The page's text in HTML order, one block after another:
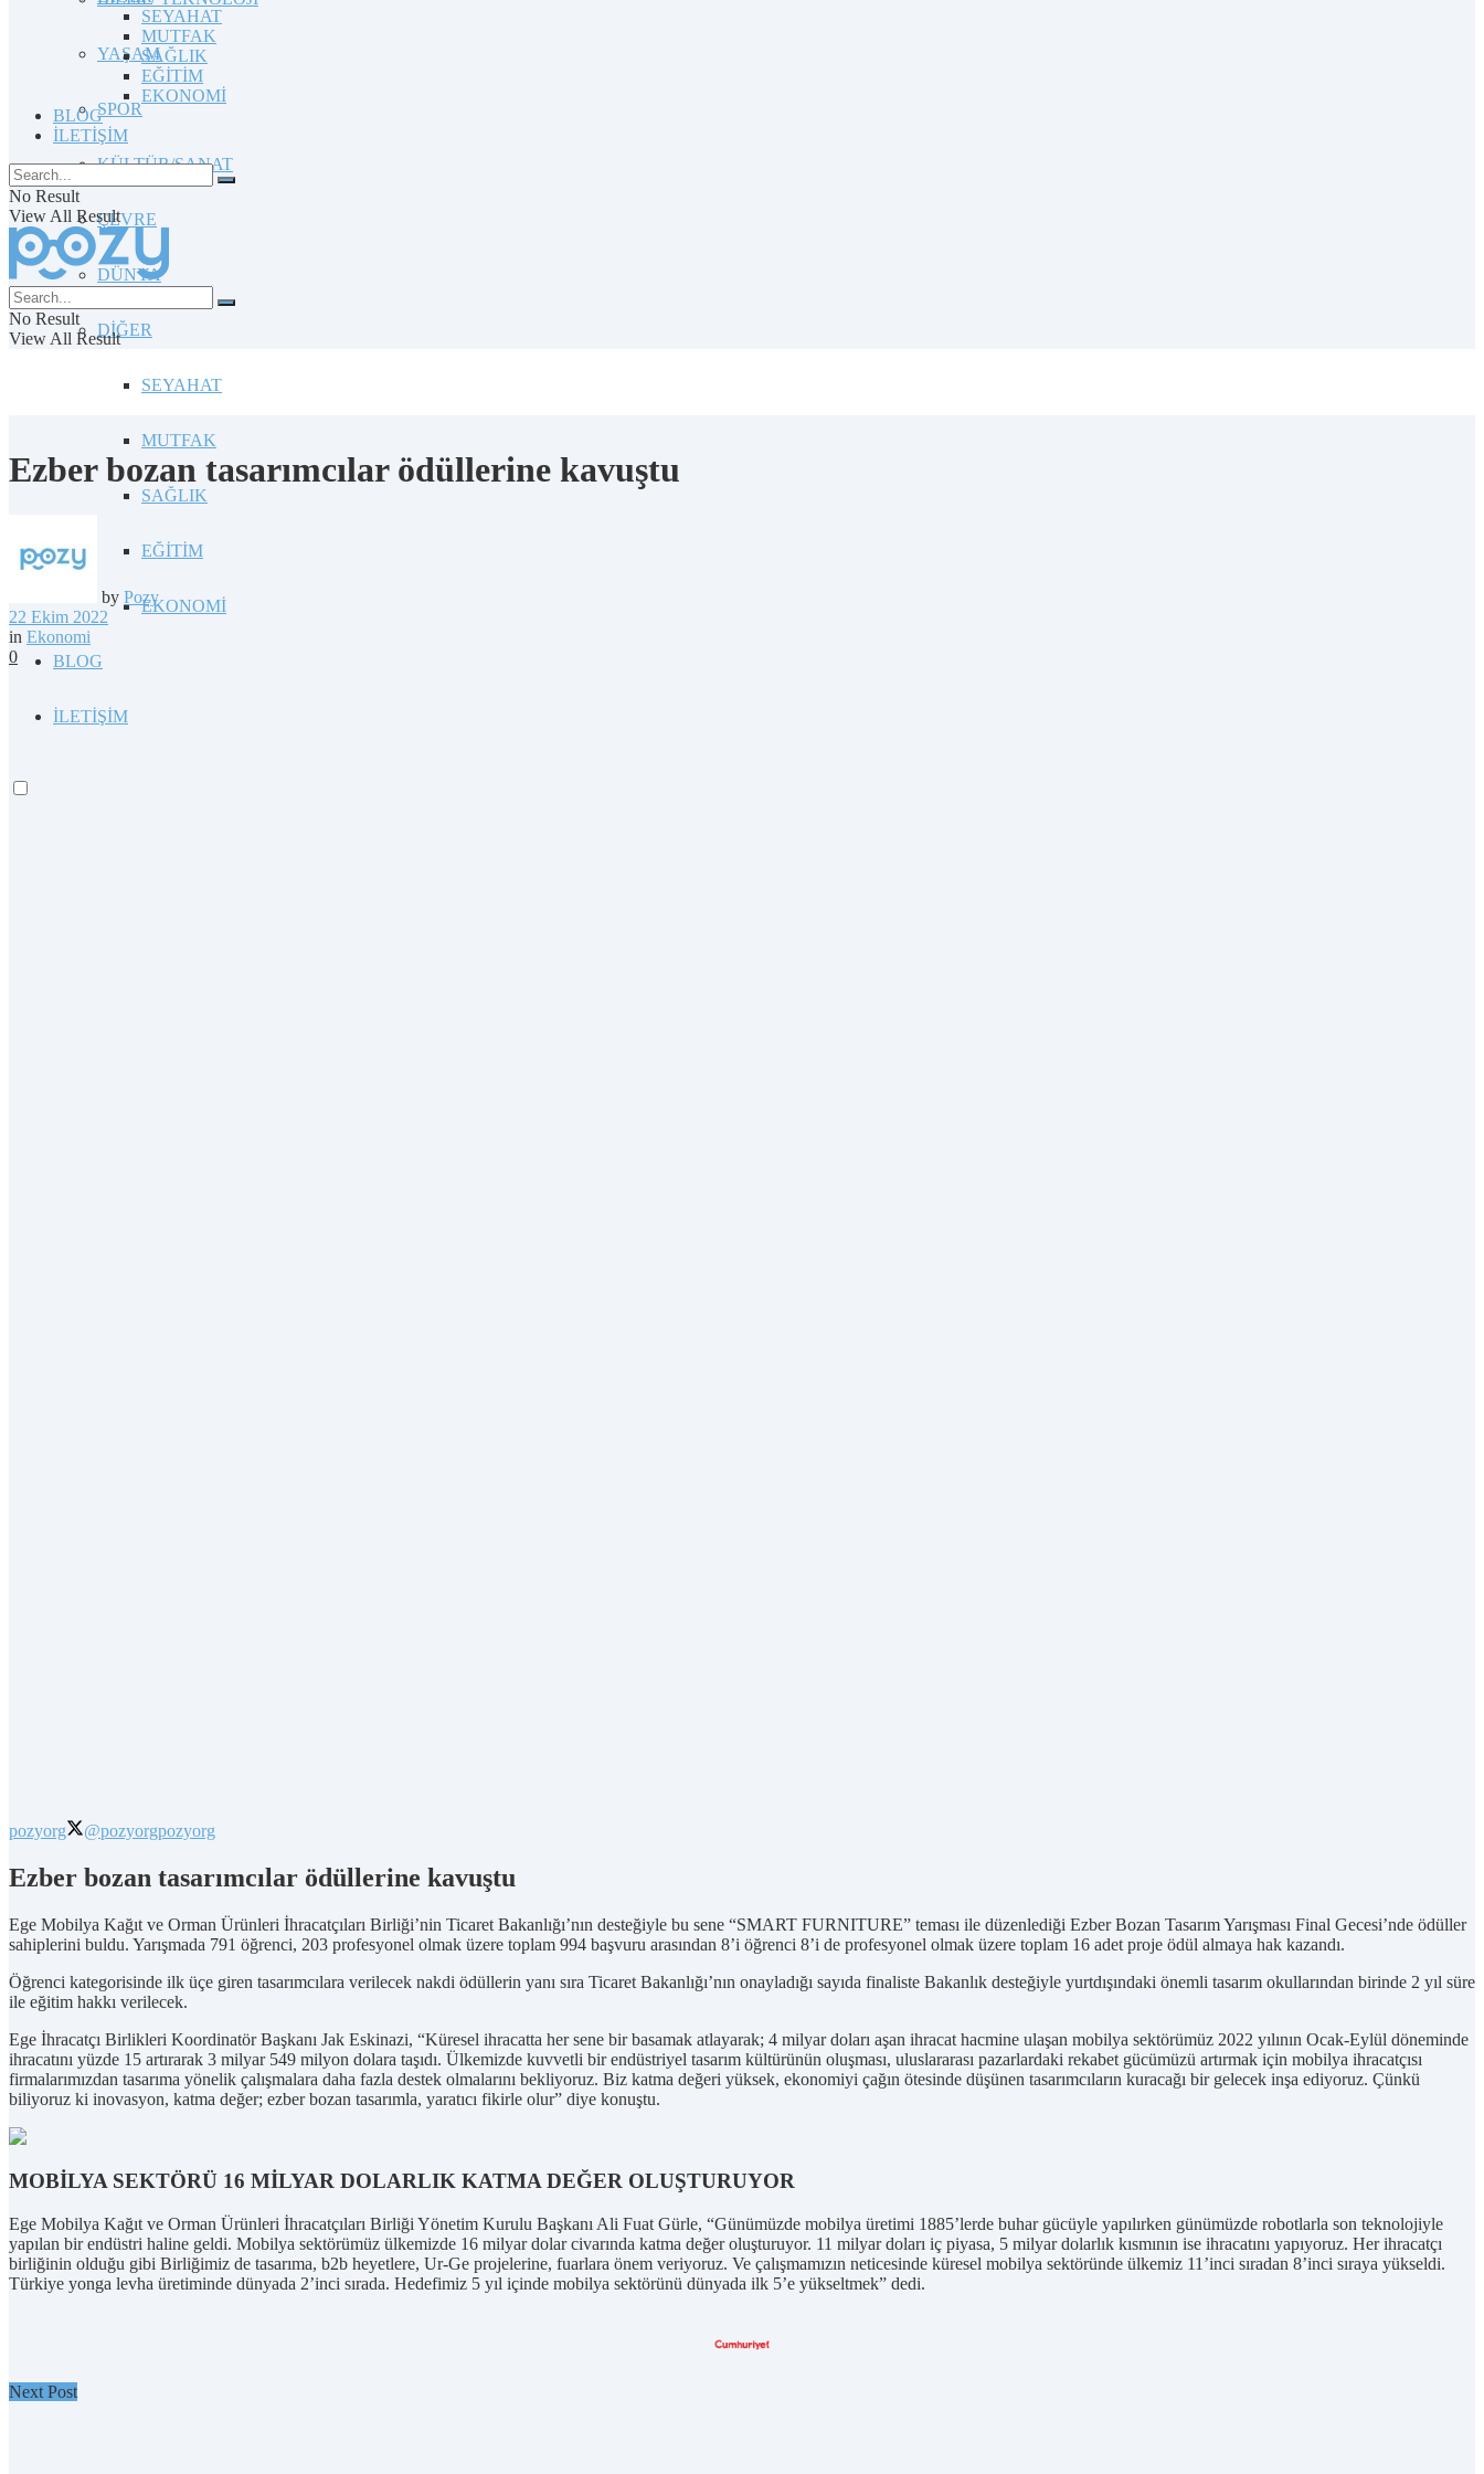
YAŞAM
SPOR
KÜLTÜR/SANAT
ÇEVRE
DÜNYA
DİĞER
SEYAHAT
MUTFAK
SAĞLIK
EĞİTİM
EKONOMİ
BLOG
İLETİŞİM
SEYAHAT
MUTFAK
SAĞLIK
EĞİTİM
EKONOMİ
BLOG
İLETİŞİM
No Result
View All Result
No Result
View All Result
Ezber bozan tasarımcılar ödüllerine kavuştu
by Pozy
22 Ekim 2022
in Ekonomi
0
pozyorg @pozyorgpozyorg
Ezber bozan tasarımcılar ödüllerine kavuştu
Ege Mobilya Kağıt ve Orman Ürünleri İhracatçıları Birliği’nin Ticaret Bakanlığı’nın desteğiyle bu sene “SMART FURNITURE” teması ile düzenlediği Ezber Bozan Tasarım Yarışması Final Gecesi’nde ödüller
sahiplerini buldu. Yarışmada 791 öğrenci, 203 profesyonel olmak üzere toplam 994 başvuru arasından 8’i öğrenci 8’i de profesyonel olmak üzere toplam 16 adet proje ödül almaya hak kazandı.
Öğrenci kategorisinde ilk üçe giren tasarımcılara verilecek nakdi ödüllerin yanı sıra Ticaret Bakanlığı’nın onayladığı sayıda finaliste Bakanlık desteğiyle yurtdışındaki önemli tasarım okullarından birinde 2 yıl süre
ile eğitim hakkı verilecek.
Ege İhracatçı Birlikleri Koordinatör Başkanı Jak Eskinazi, “Küresel ihracatta her sene bir basamak atlayarak; 4 milyar doları aşan ihracat hacmine ulaşan mobilya sektörümüz 2022 yılının Ocak-Eylül döneminde
ihracatını yüzde 15 artırarak 3 milyar 549 milyon dolara taşıdı. Ülkemizde kuvvetli bir endüstriyel tasarım kültürünün oluşması, uluslararası pazarlardaki rekabet gücümüzü artırmak için mobilya ihracatçısı
firmalarımızdan tasarıma yönelik çalışmalara daha fazla destek olmalarını bekliyoruz. Biz katma değeri yüksek, ekonomiyi çağın ötesinde düşünen tasarımcıların kuracağı bir gelecek inşa ediyoruz. Çünkü
biliyoruz ki inovasyon, katma değer; ezber bozan tasarımla, yaratıcı fikirle olur” diye konuştu.
MOBİLYA SEKTÖRÜ 16 MİLYAR DOLARLIK KATMA DEĞER OLUŞTURUYOR
Ege Mobilya Kağıt ve Orman Ürünleri İhracatçıları Birliği Yönetim Kurulu Başkanı Ali Fuat Gürle, “Günümüzde mobilya üretimi 1885’lerde buhar gücüyle yapılırken günümüzde robotlarla son teknolojiyle
yapılan bir endüstri haline geldi. Mobilya sektörümüz ülkemizde 16 milyar dolar civarında katma değer oluşturuyor. 11 milyar doları iç piyasa, 5 milyar dolarlık kısmının ise ihracatını yapıyoruz. Her ihracatçı
birliğinin olduğu gibi Birliğimiz de tasarıma, b2b heyetlere, Ur-Ge projelerine, fuarlara önem veriyoruz. Ve çalışmamızın neticesinde küresel mobilya sektöründe ülkemiz 11’inci sıradan 8’inci sıraya yükseldi.
Türkiye yonga levha üretiminde dünyada 2’inci sırada. Hedefimiz 5 yıl içinde mobilya sektörünü dünyada ilk 5’e yükseltmek” dedi.
Next Post